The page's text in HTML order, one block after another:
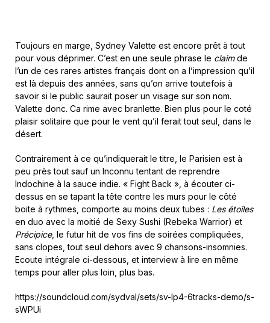
Toujours en marge, Sydney Valette est encore prêt à tout
pour vous déprimer. C’est en une seule phrase le claimde
l’un de ces rares artistes français dont on a l’impression qu’il
est là depuis des années, sans qu’on arrive toutefois à
savoir si le public saurait poser un visage sur son nom.
Valette donc. Ca rime avec branlette. Bien plus pour le coté
plaisir solitaire que pour le vent qu’il ferait tout seul, dans le
désert.
Contrairement à ce qu’indiquerait le titre, le Parisien est à
peu près tout sauf un Inconnu tentant de reprendre
Indochine à la sauce indie. « Fight Back », à écouter ci-
dessus en se tapant la tête contre les murs pour le côté
boite à rythmes, comporte au moins deux tubes : Les étoiles
en duo avec la moitié de Sexy Sushi (Rebeka Warrior) et
Précipice, le futur hit de vos fins de soirées compliquées,
sans clopes, tout seul dehors avec 9 chansons-insomnies.
Ecoute intégrale ci-dessous, et interview à lire en même
temps pour aller plus loin, plus bas.
https://soundcloud.com/sydval/sets/sv-lp4-6tracks-demo/s-
sWPUi